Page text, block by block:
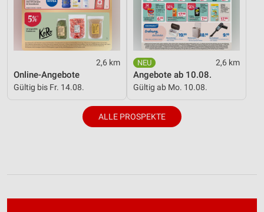
2,6 km
Online-Angebote
Gültig bis Fr. 14.08.
2,6 km
Angebote ab 10.08.
Gültig ab Mo. 10.08.
ALLE PROSPEKTE